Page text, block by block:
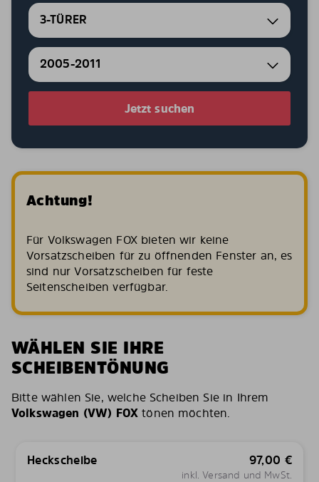
3-TÜRER
2005-2011
Jetzt suchen
Achtung!
Für Volkswagen FOX bieten wir keine
Vorsatzscheiben für zu öffnenden Fenster an, es
sind nur Vorsatzscheiben für feste
Seitenscheiben verfügbar.
WÄHLEN SIE IHRE
SCHEIBENTÖNUNG
Bitte wählen Sie, welche Scheiben Sie in Ihrem
Volkswagen (VW) FOX tönen möchten.
Heckscheibe 97,00 €
inkl. Versand und MwSt.